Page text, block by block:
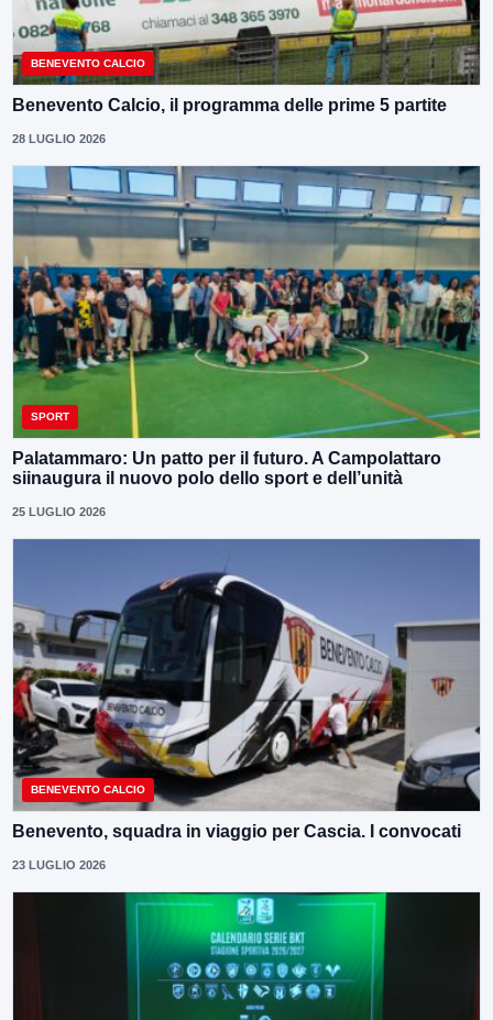
BENEVENTO CALCIO
Benevento Calcio, il programma delle prime 5 partite
28 LUGLIO 2026
SPORT
Palatammaro: Un patto per il futuro. A Campolattaro
siinaugura il nuovo polo dello sport e dell’unità
25 LUGLIO 2026
BENEVENTO CALCIO
Benevento, squadra in viaggio per Cascia. I convocati
23 LUGLIO 2026